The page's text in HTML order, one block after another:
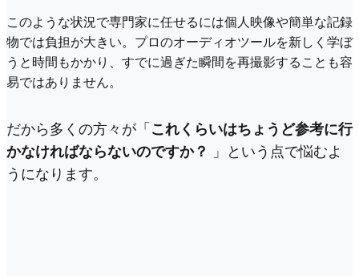
このような状況で専門家に任せるには個人映像や簡単な記録
物では負担が大きい。プロのオーディオツールを新しく学ぼ
うと時間もかかり、すでに過ぎた瞬間を再撮影することも容
易ではありません。
だから多くの方々が「 これくらいはちょうど参考に行
かなければならないのですか？
」という点で悩むよ
うになります。